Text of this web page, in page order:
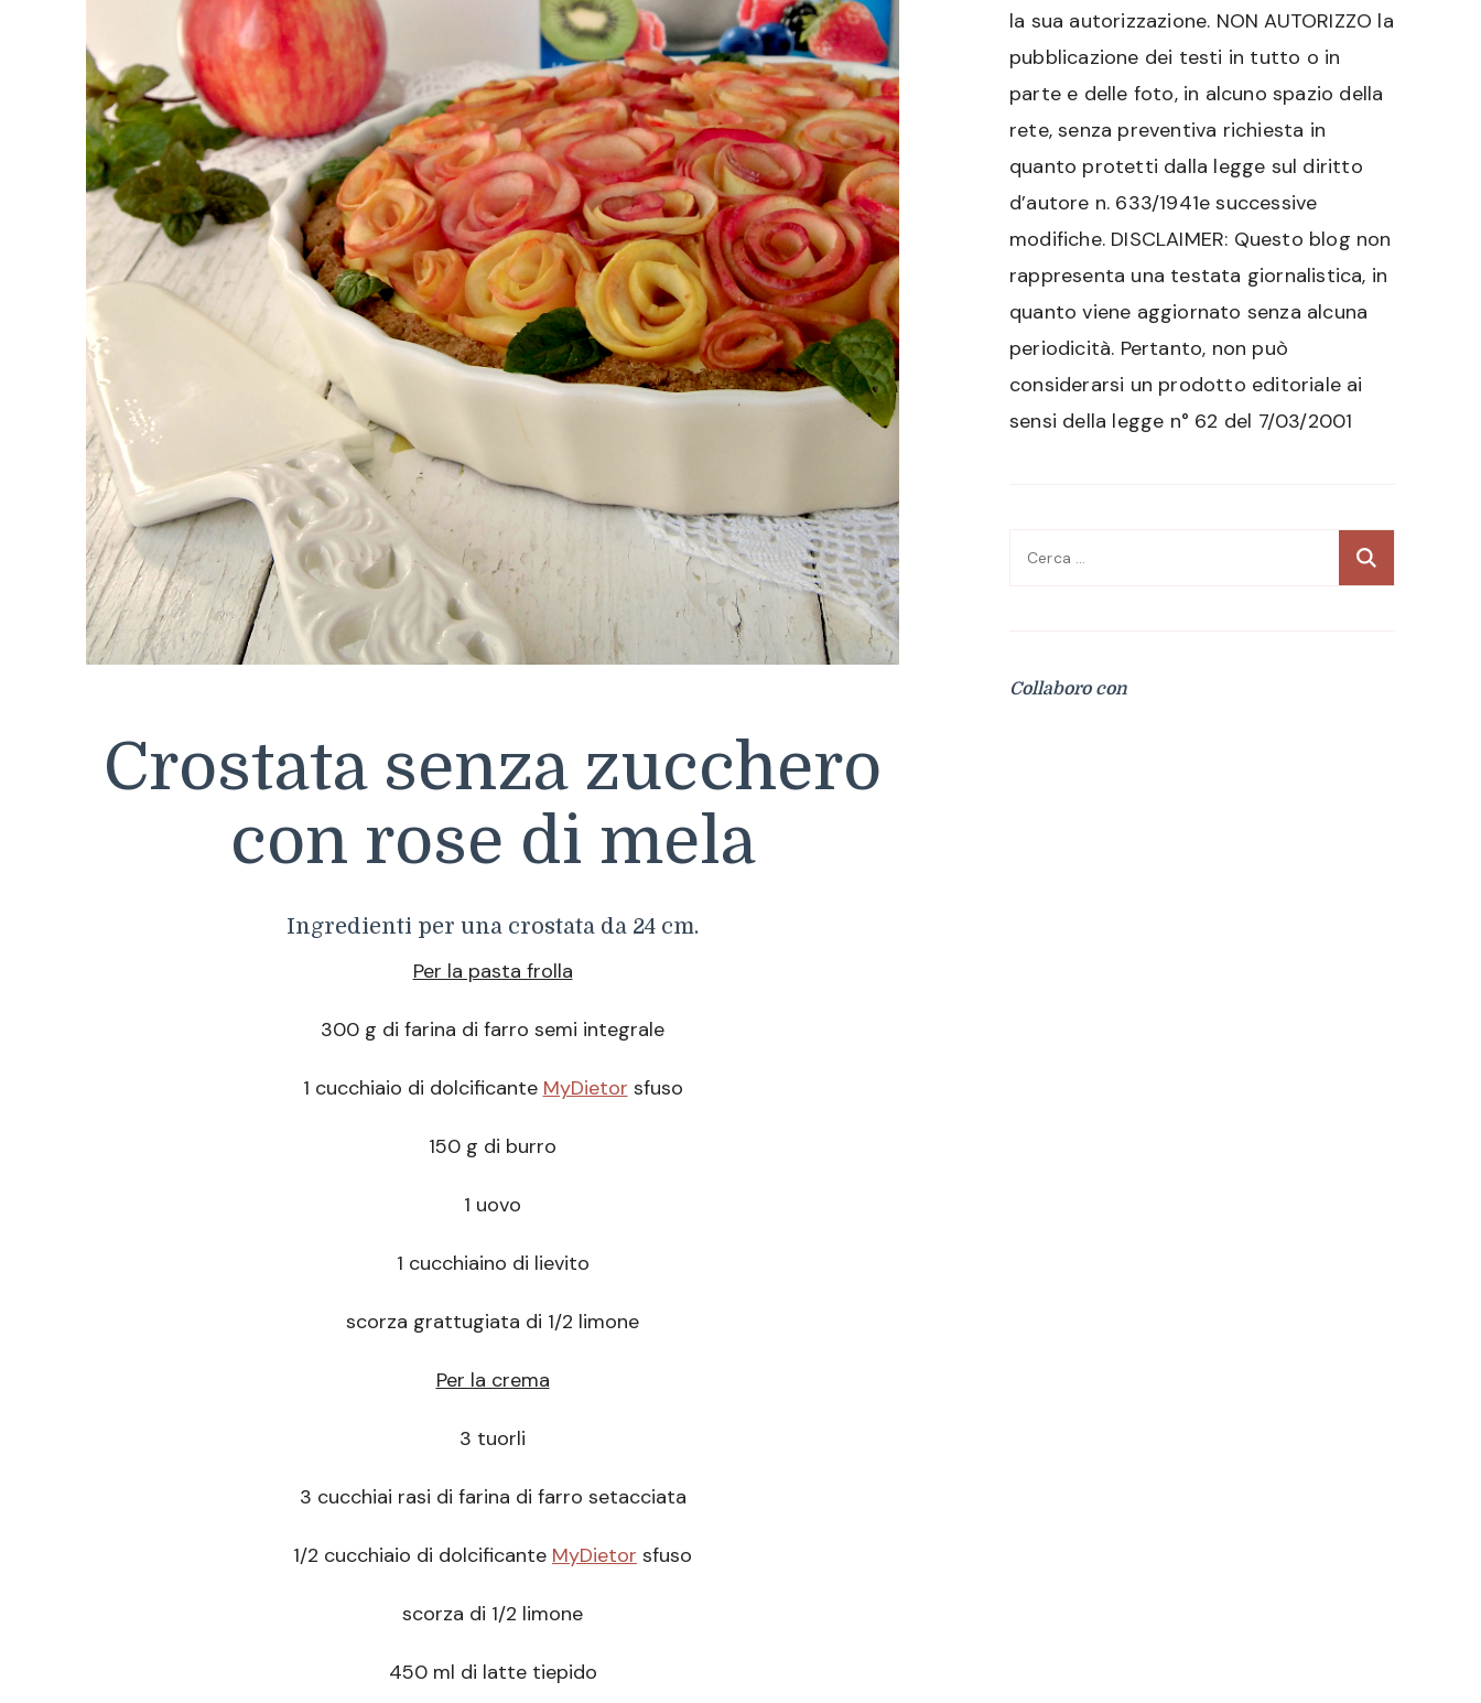
Crostata senza zucchero
con rose di mela
Ingredienti per una crostata da 24 cm.
Per la pasta frolla
300 g di farina di farro semi integrale
1 cucchiaio di dolcificante MyDietor sfuso
150 g di burro
1 uovo
1 cucchiaino di lievito
scorza grattugiata di 1/2 limone
Per la crema
3 tuorli
3 cucchiai rasi di farina di farro setacciata
1/2 cucchiaio di dolcificante MyDietor sfuso
scorza di 1/2 limone
450 ml di latte tiepido
la sua autorizzazione. NON AUTORIZZO la
pubblicazione dei testi in tutto o in
parte e delle foto, in alcuno spazio della
rete, senza preventiva richiesta in
quanto protetti dalla legge sul diritto
d’autore n. 633/1941e successive
modifiche. DISCLAIMER: Questo blog non
rappresenta una testata giornalistica, in
quanto viene aggiornato senza alcuna
periodicità. Pertanto, non può
considerarsi un prodotto editoriale ai
sensi della legge n° 62 del 7/03/2001
Ricerca
Collaboro con